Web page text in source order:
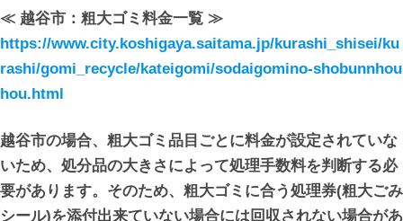
≪ 越谷市：粗大ゴミ料金一覧 ≫
https://www.city.koshigaya.saitama.jp/kurashi_shisei/ku
rashi/gomi_recycle/kateigomi/sodaigomino-shobunnhou
hou.html
越谷市の場合、粗大ゴミ品目ごとに料金が設定されていな
いため、処分品の大きさによって処理手数料を判断する必
要があります。そのため、粗大ゴミに合う処理券(粗大ごみ
シール)を添付出来ていない場合には回収されない場合があ